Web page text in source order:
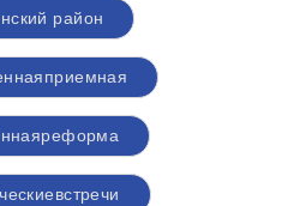
район